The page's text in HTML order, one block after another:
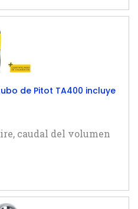
de Pitot TA400 incluye
caudal del volumen